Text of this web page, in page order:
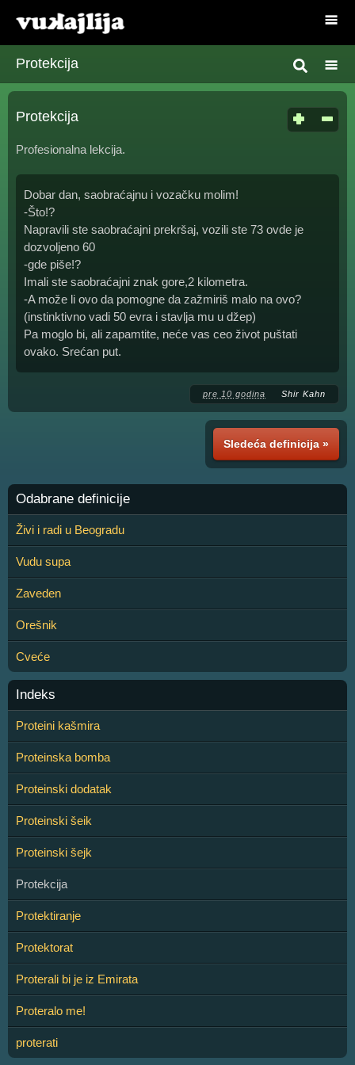
Protekcija
Protekcija
Profesionalna lekcija.
Dobar dan, saobraćajnu i vozačku molim!
-Što!?
Napravili ste saobraćajni prekršaj, vozili ste 73 ovde je
dozvoljeno 60
-gde piše!?
Imali ste saobraćajni znak gore,2 kilometra.
-A može li ovo da pomogne da zažmiriš malo na ovo?
(instinktivno vadi 50 evra i stavlja mu u džep)
Pa moglo bi, ali zapamtite, neće vas ceo život puštati
ovako. Srećan put.
pre 10 godina Shir Kahn
Sledeća definicija »
Odabrane definicije
Živi i radi u Beogradu
Vudu supa
Zaveden
Orešnik
Cveće
Indeks
Proteini kašmira
Proteinska bomba
Proteinski dodatak
Proteinski šeik
Proteinski šejk
Protekcija
Protektiranje
Protektorat
Proterali bi je iz Emirata
Proteralo me!
proterati